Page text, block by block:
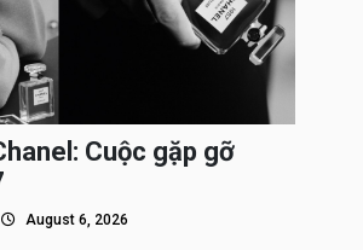
Cuộc gặp gỡ
August 6, 2026